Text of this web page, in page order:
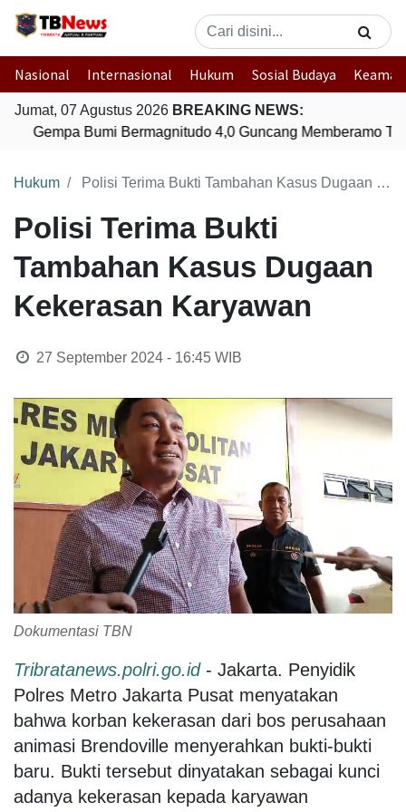
Nasional Internasional Hukum Sosial Budaya
Jumat, 07 Agustus 2026 BREAKING NEWS:
Gempa Bumi Bermagnitudo 4,0 Guncang Memberamo
Hukum Polisi Terima Bukti Tambahan Kasus Dugaan Kekerasan Karyawan
Polisi Terima Bukti
Tambahan Kasus Dugaan
Kekerasan Karyawan
27 September 2024 - 16:45WIB
Dokumentasi TBN
Tribratanews.polri.go.id- Jakarta. Penyidik
Polres Metro Jakarta Pusat menyatakan
bahwa korban kekerasan dari bos perusahaan
animasi Brendoville menyerahkan bukti-bukti
baru. Bukti tersebut dinyatakan sebagai kunci
adanya kekerasan kepada karyawan